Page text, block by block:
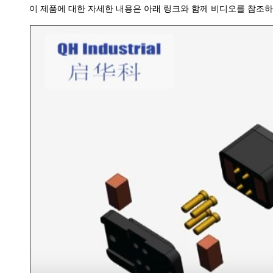
이 제품에 대한 자세한 내용은 아래 링크와 함께 비디오를 참조